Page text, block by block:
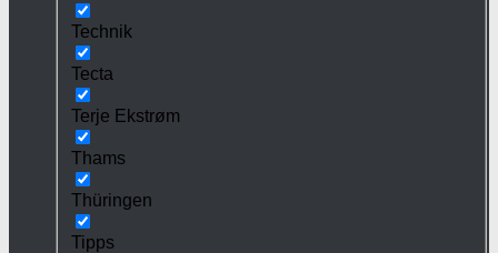
Technik
Tecta
Terje Ekstrøm
Thams
Thüringen
Tipps